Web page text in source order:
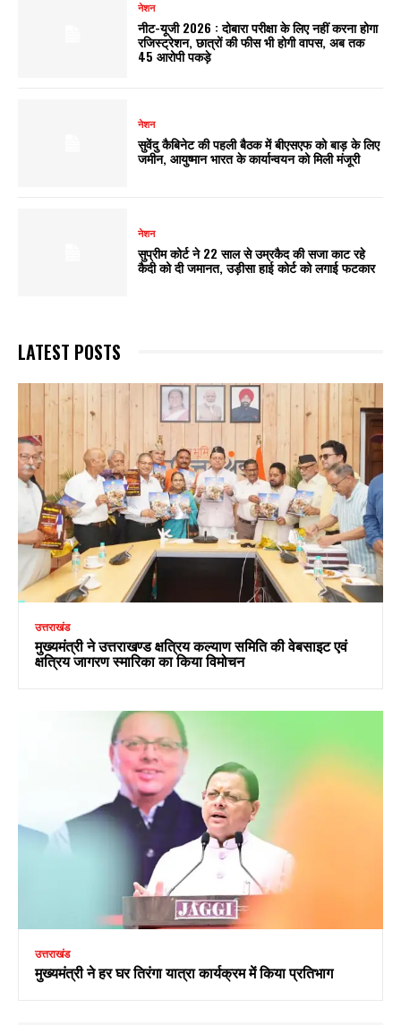
नेशन
नीट-यूजी 2026 : दोबारा परीक्षा के लिए नहीं करना होगा
रजिस्ट्रेशन, छात्रों की फीस भी होगी वापस, अब तक
45 आरोपी पकड़े
नेशन
सुवेंदु कैबिनेट की पहली बैठक में बीएसएफ को बाड़ के लिए
जमीन, आयुष्मान भारत के कार्यान्वयन को मिली मंजूरी
नेशन
सुप्रीम कोर्ट ने 22 साल से उम्रकैद की सजा काट रहे
कैदी को दी जमानत, उड़ीसा हाई कोर्ट को लगाई फटकार
LATEST POSTS
उत्तराखंड
मुख्यमंत्री ने उत्तराखण्ड क्षत्रिय कल्याण समिति की वेबसाइट एवं
क्षत्रिय जागरण स्मारिका का किया विमोचन
उत्तराखंड
मुख्यमंत्री ने हर घर तिरंगा यात्रा कार्यक्रम में किया प्रतिभाग